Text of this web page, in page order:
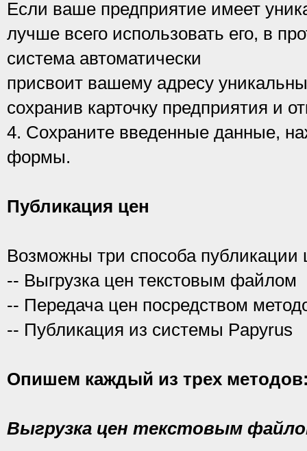
Если ваше предприятие имеет
лучше всего использовать его, в
система автоматически
присвоит вашему адресу
сохранив карточку предприятия и
4. Сохраните введенные данные,
формы.
Публикация цен
Возможны три способа публикации
-- Выгрузка цен текстовым файлом
-- Передача цен посредством
-- Публикация из системы Papyrus
Опишем каждый из трех
Выгрузка цен текстовым